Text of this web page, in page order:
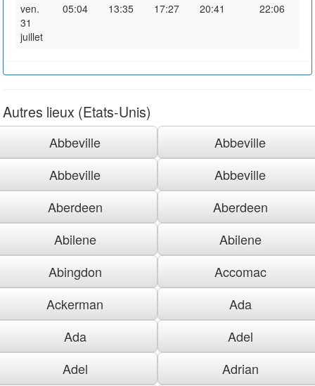
ven.
31
juillet
05:04 13:35 17:27 20:41 22:06
Autres lieux (Etats-Unis)
Abbeville
Abbeville
Abbeville
Abbeville
Aberdeen
Aberdeen
Abilene
Abilene
Abingdon
Accomac
Ackerman
Ada
Ada
Adel
Adel
Adrian